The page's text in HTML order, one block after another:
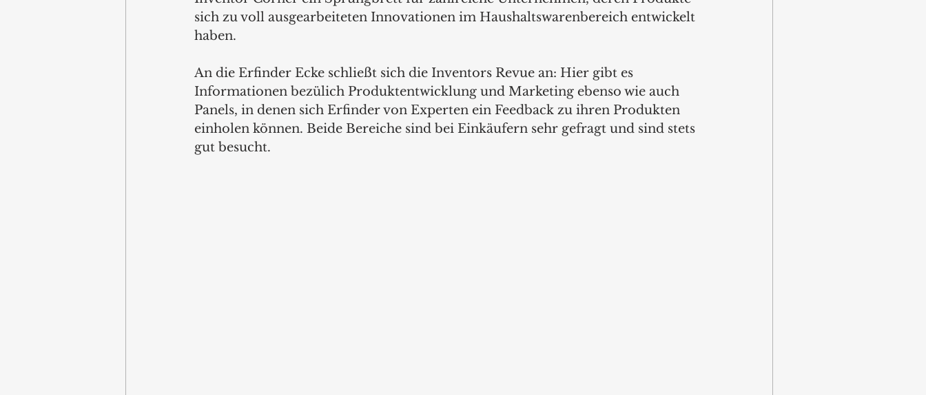
sich zu voll ausgearbeiteten Innovationen im Haushaltswarenbereich entwickelt
haben.
An die Erfinder Ecke schließt sich die Inventors Revue an: Hier gibt es
Informationen bezülich Produktentwicklung und Marketing ebenso wie auch
Panels, in denen sich Erfinder von Experten ein Feedback zu ihren Produkten
einholen können. Beide Bereiche sind bei Einkäufern sehr gefragt und sind stets
gut besucht.